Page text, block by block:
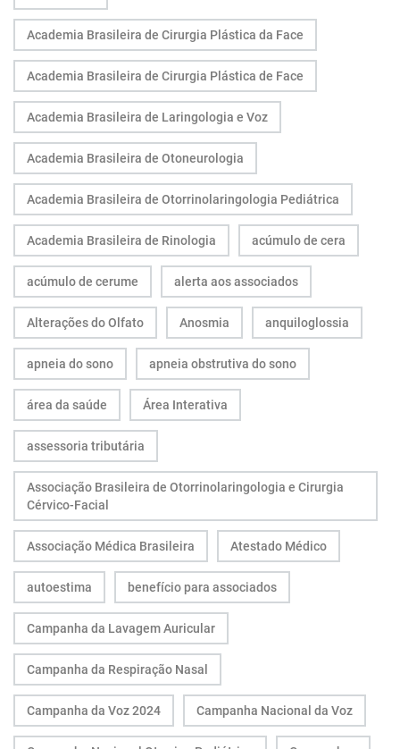
Academia Brasileira de Cirurgia Plástica da Face
Academia Brasileira de Cirurgia Plástica de Face
Academia Brasileira de Laringologia e Voz
Academia Brasileira de Otoneurologia
Academia Brasileira de Otorrinolaringologia Pediátrica
Academia Brasileira de Rinologia acúmulo de cera
acúmulo de cerume alerta aos associados
Alterações do Olfato Anosmia anquiloglossia
apneia do sono apneia obstrutiva do sono
área da saúde Área Interativa
assessoria tributária
Associação Brasileira de Otorrinolaringologia e Cirurgia
Cérvico-Facial
Associação Médica Brasileira Atestado Médico
autoestima benefício para associados
Campanha da Lavagem Auricular
Campanha da Respiração Nasal
Campanha da Voz 2024 Campanha Nacional da Voz